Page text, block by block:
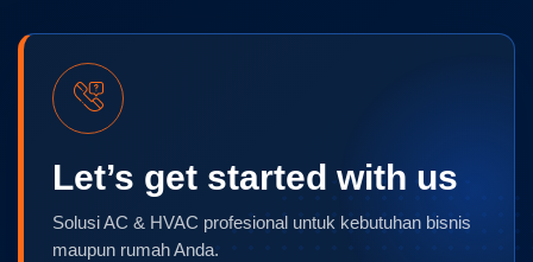
Let’s get started with us
Solusi AC & HVAC profesional untuk kebutuhan bisnis
maupun rumah Anda.